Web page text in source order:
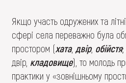
Якщо участь одружених та
сфері села переважно була
простором (хата, двір, обійстя;
двір, кладовище), то молодь
практики у «зовнішньому